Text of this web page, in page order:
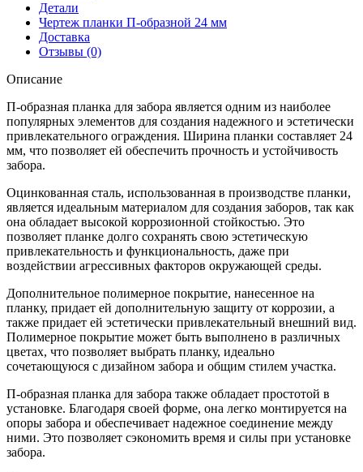
заборная
24
0,45
Drap
пленкой
8017
шоколад
(3м)
Детали
Чертеж планки П-образной 24 мм
Доставка
Отзывы (0)
Описание
П-образная планка для забора является одним из наиболее
популярных элементов для создания надежного и эстетически
привлекательного ограждения. Ширина планки составляет 24
мм, что позволяет ей обеспечить прочность и устойчивость
забора.
Оцинкованная сталь, использованная в производстве планки,
является идеальным материалом для создания заборов, так как
она обладает высокой коррозионной стойкостью. Это
позволяет планке долго сохранять свою эстетическую
привлекательность и функциональность, даже при
воздействии агрессивных факторов окружающей среды.
Дополнительное полимерное покрытие, нанесенное на
планку, придает ей дополнительную защиту от коррозии, а
также придает ей эстетически привлекательный внешний вид.
Полимерное покрытие может быть выполнено в различных
цветах, что позволяет выбрать планку, идеально
сочетающуюся с дизайном забора и общим стилем участка.
П-образная планка для забора также обладает простотой в
установке. Благодаря своей форме, она легко монтируется на
опоры забора и обеспечивает надежное соединение между
ними. Это позволяет сэкономить время и силы при установке
забора.